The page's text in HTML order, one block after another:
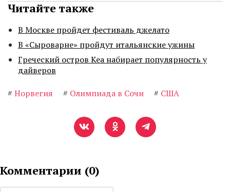
Читайте также
В Москве пройдет фестиваль джелато
В «Сыроварне» пройдут итальянские ужины
Греческий остров Кеа набирает популярность у
дайверов
# Норвегия # Олимпиада в Сочи # США
Комментарии (0)